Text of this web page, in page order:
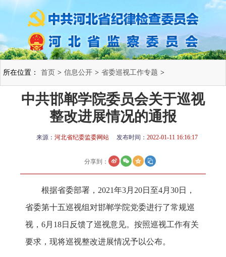
所在位置： 首页 > 信息公开 > 省委巡视工作专题 >
中共邯郸学院委员会关于巡视
整改进展情况的通报
来源： 河北省纪委监委网站 发布时间： 2022-01-11 16:16:17
分享到：
根据省委部署，2021年3月20日至4月30日，
省委第十五巡视组对邯郸学院党委进行了常规巡
视，6月18日反馈了巡视意见。按照巡视工作有关
要求，现将巡视整改进展情况予以公布。